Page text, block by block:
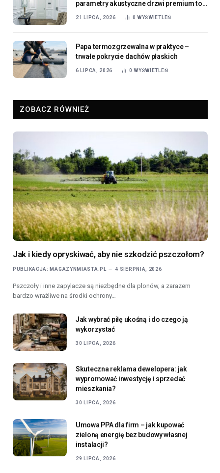
parametry akustyczne drzwi premium to
dziś standard, a nie luksus?
21 LIPCA, 2026 0 WYŚWIETLEŃ
Papa termozgrzewalna w praktyce –
trwałe pokrycie dachów płaskich
6 LIPCA, 2026 0WYŚWIETLEŃ
ZOBACZ RÓWNIEŻ
Jak i kiedy opryskiwać, aby nie szkodzić pszczołom?
PUBLIKACJA: MAGAZYNMIASTA.PL 4 SIERPNIA, 2026
Pszczoły i inne zapylacze są niezbędne dla plonów, a zarazem
bardzo wrażliwe na środki ochrony…
Jak wybrać piłę ukośną i do czego ją
wykorzystać
30 LIPCA, 2026
Skuteczna reklama dewelopera: jak
wypromować inwestycję i sprzedać
mieszkania?
30 LIPCA, 2026
Umowa PPA dla firm – jak kupować
zieloną energię bez budowy własnej
instalacji?
29 LIPCA, 2026